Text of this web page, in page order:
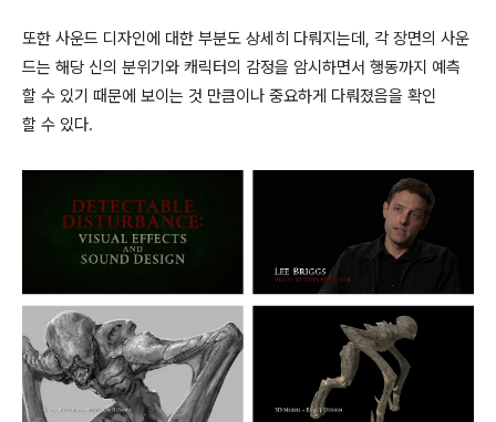
또한 사운드 디자인에 대한 부분도 상세히 다뤄지는데, 각 장면의 사운
드는 해당 신의 분위기와 캐릭터의 감정을 암시하면서 행동까지 예측
할 수 있기 때문에 보이는 것 만큼이나 중요하게 다뤄졌음을 확인
할 수 있다.